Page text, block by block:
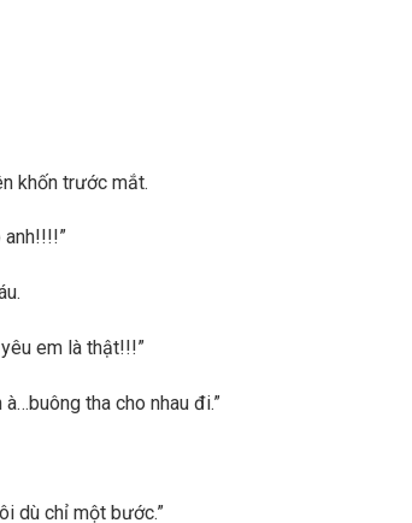
khốn trước mắt.
em là thật!!!”
à…buông tha cho nhau đi.”
dù chỉ một bước.”